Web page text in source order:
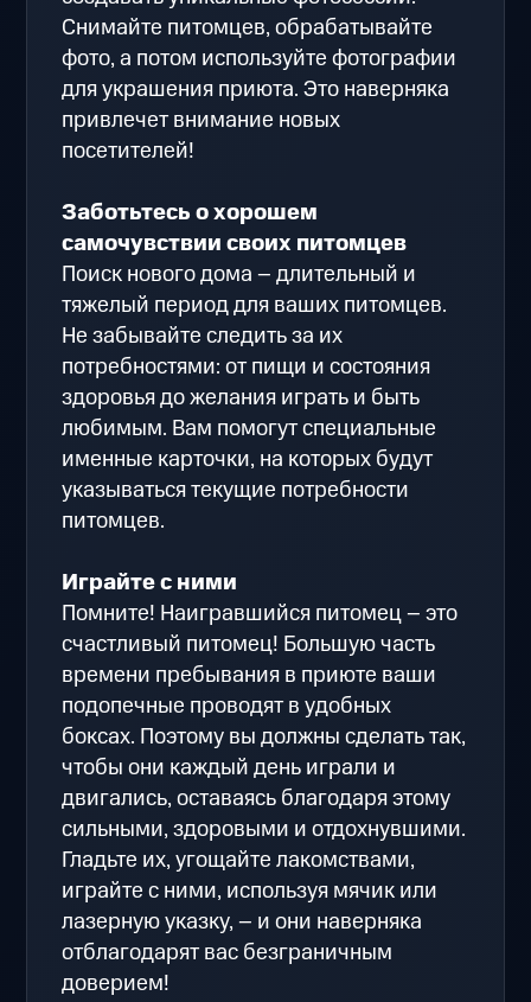
Снимайте питомцев, обрабатывайте
фото, а потом используйте фотографии
для украшения приюта. Это наверняка
привлечет внимание новых
посетителей!
Заботьтесь о хорошем
самочувствии своих питомцев
Поиск нового дома – длительный и
тяжелый период для ваших питомцев.
Не забывайте следить за их
потребностями: от пищи и состояния
здоровья до желания играть и быть
любимым. Вам помогут специальные
именные карточки, на которых будут
указываться текущие потребности
питомцев.
Играйте с ними
Помните! Наигравшийся питомец – это
счастливый питомец! Большую часть
времени пребывания в приюте ваши
подопечные проводят в удобных
боксах. Поэтому вы должны сделать так,
чтобы они каждый день играли и
двигались, оставаясь благодаря этому
сильными, здоровыми и отдохнувшими.
Гладьте их, угощайте лакомствами,
играйте с ними, используя мячик или
лазерную указку, – и они наверняка
отблагодарят вас безграничным
доверием!